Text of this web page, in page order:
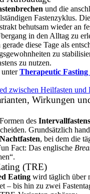
und die
Fastenzyklus.
behutsam wieder an
in den Alltag zu
diese Tage als
zu
zu nutzen.
unterTherapeutic
zwischen Heilfasten und
Wirkungen
des Intervallfastens
Grundsätzlich
, bei dem die
Fact: Das englische
(TRE)
Eating wird täglich über
– bis hin zu zwei